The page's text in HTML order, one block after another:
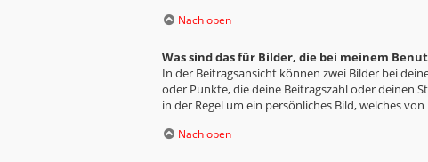
Nach oben
Was sind das für Bilder, die bei meinem
In der Beitragsansicht können zwei Bilder bei
oder Punkte, die deine Beitragszahl oder deinen
in der Regel um ein persönliches Bild, welches
Nach oben